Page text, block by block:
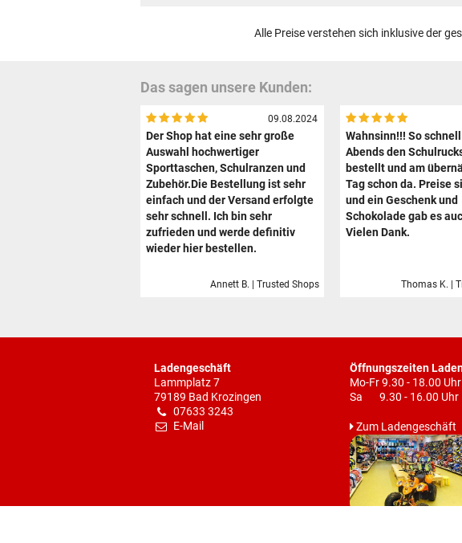
Alle Preise verstehen sich inklusive der
Das sagen unsere Kunden:
09.08.2024
Der Shop hat eine sehr große
Auswahl hochwertiger
Sporttaschen, Schulranzen und
Zubehör.Die Bestellung ist sehr
einfach und der Versand erfolgte
sehr schnell. Ich bin sehr
zufrieden und werde definitiv
wieder hier bestellen.
Annett B. | Trusted Shops
Wahnsinn!!! So
Abends den
bestellt und am
Tag schon da. Preise
und ein Geschenk und
Schokolade gab es
Vielen Dank.
Thomas K. |
Ladengeschäft
Lammplatz 7
79189 Bad Krozingen
07633 3243
E-Mail
Öffnungszeiten
Mo-Fr 9.30 - 18.00 Uhr
Sa 9.30 - 16.00 Uhr
Zum Ladengeschäft